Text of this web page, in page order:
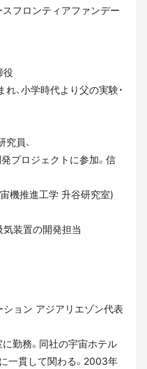
スフロンティアファンデー
役
、小学時代より父の実験・
員、
プロジェクトに参加。信
機推進工学 升谷研究室)
気装置の開発担当
ョン アジアリエゾン代表
勤務。同社の宇宙ホテル
一貫して関わる。2003年